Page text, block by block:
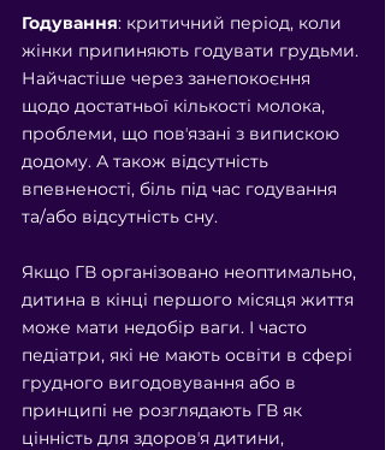
Годування: критичний період, коли
жінки припиняють годувати грудьми.
Найчастіше через занепокоєння
щодо достатньої кількості молока,
проблеми, що повʼязані з випискою
додому. А також відсутність
впевненості, біль під час годування
та/або відсутність сну.
Якщо ГВ організовано неоптимально,
дитина в кінці першого місяця життя
може мати недобір ваги. І часто
педіатри, які не мають освіти в сфері
грудного вигодовування або в
принципі не розглядають ГВ як
цінність для здоровʼя дитини,